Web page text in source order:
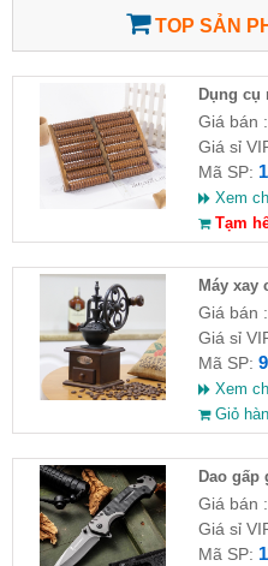
TOP SẢN
Dụng cụ
Giá bán :
Giá sỉ
Mã SP:
Xem
Tạm
Máy xay
Giá bán :
Giá sỉ
Mã SP:
Xem
Giỏ
Dao gấp
Giá bán :
Giá sỉ
Mã SP: